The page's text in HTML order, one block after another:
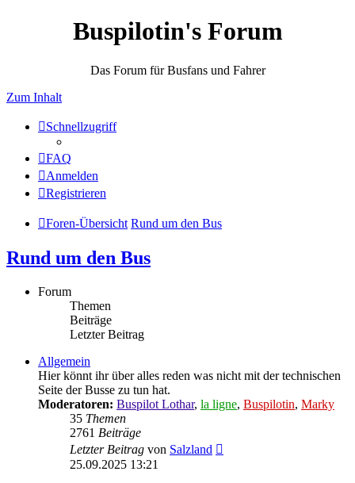
Buspilotin's Forum
Das Forum für Busfans und Fahrer
Zum Inhalt
Schnellzugriff
FAQ
Anmelden
Registrieren
Foren-Übersicht Rund um den Bus
Rund um den Bus
Forum
Themen
Beiträge
Letzter Beitrag
Allgemein
Hier könnt ihr über alles reden was nicht mit der technischen
Seite der Busse zu tun hat.
Moderatoren: Buspilot Lothar, la ligne, Buspilotin, Marky
35 Themen
2761 Beiträge
Letzter Beitrag von Salzland
25.09.2025 13:21